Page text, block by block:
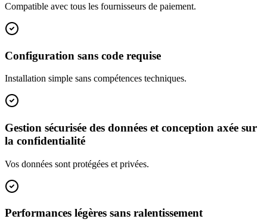
Compatible avec tous les fournisseurs de paiement.
Configuration sans code requise
Installation simple sans compétences techniques.
Gestion sécurisée des données et conception axée sur
la confidentialité
Vos données sont protégées et privées.
Performances légères sans ralentissement